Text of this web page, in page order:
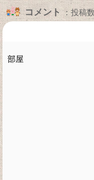
コメント ：投稿
部屋